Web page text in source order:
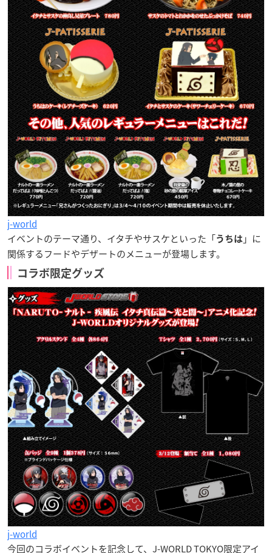
j-world
イベントのテーマ通り、イタチやサスケといった「うちは 」に
関係するフードやデザートのメニューが登場します。
コラボ限定グッズ
j-world
今回のコラボイベントを記念して、 J-WORLD TOKYO限定アイ